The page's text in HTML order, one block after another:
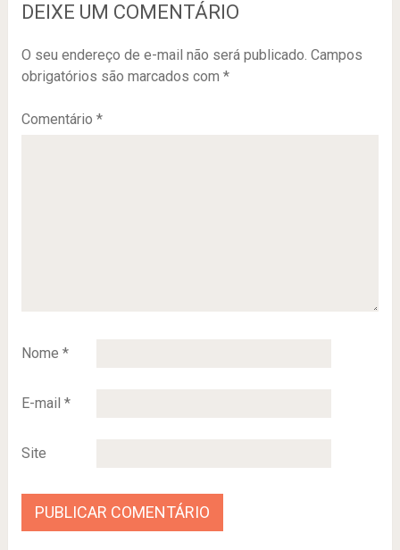
DEIXE UM COMENTÁRIO
O seu endereço de e-mail não será publicado. Campos
obrigatórios são marcados com *
Comentário *
Nome *
E-mail *
Site